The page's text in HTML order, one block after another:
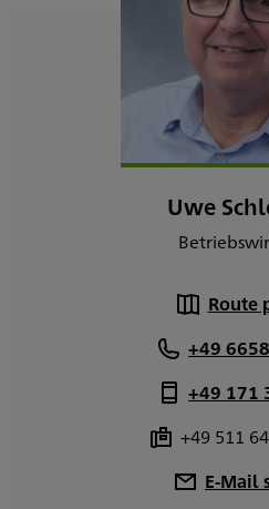
Uwe
Route
+49
+49 171
+49 511
E-Mail